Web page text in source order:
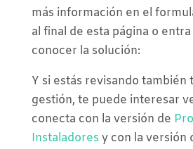
más información en el
al final de esta página o entra
conocer la solución:
Y si estás revisando también
gestión, te puede interesar
conecta con la versión de
Instaladores y con la versión